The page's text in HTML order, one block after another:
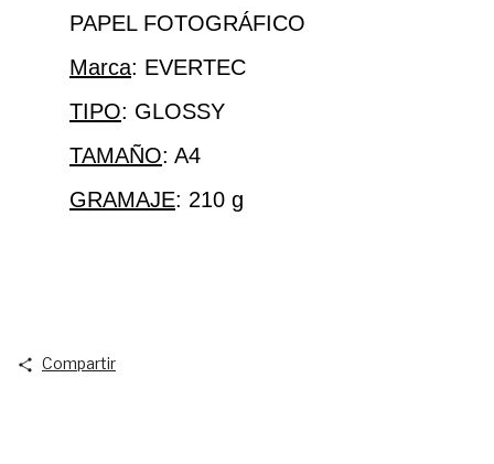
PAPEL FOTOGRÁFICO
Marca: EVERTEC
TIPO: GLOSSY
TAMAÑO: A4
GRAMAJE: 210 g
Compartir